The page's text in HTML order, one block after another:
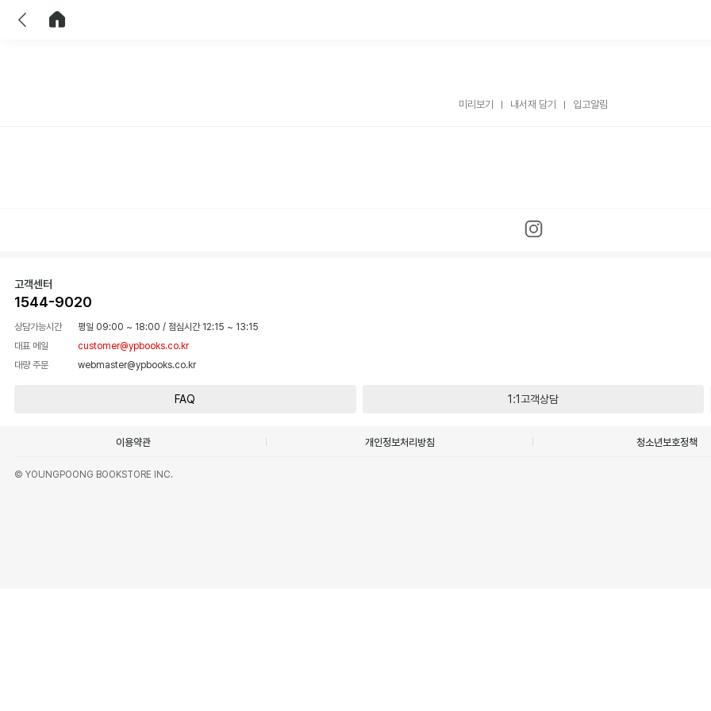
미리보기 내서재 담기 입고알림
고객센터
1544-9020
상담가능시간 평일 09:00 ~ 18:00 / 점심시간 12:15 ~ 13:15
대표 메일
customer@ypbooks.co.kr
대량 주문
webmaster@ypbooks.co.kr
FAQ 1:1고객상담
이용약관 개인정보처리방침 청소년보호정책
© YOUNGPOONG BOOKSTORE INC.